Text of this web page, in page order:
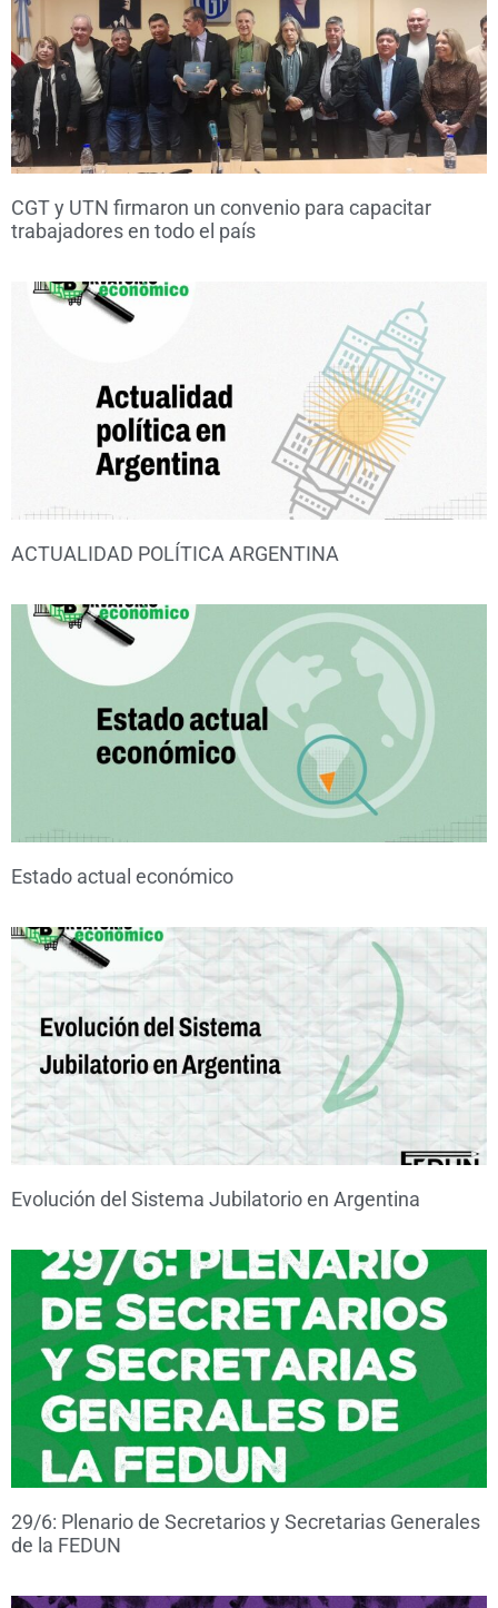
CGT y UTN firmaron un convenio para capacitar
trabajadores en todo el país
ACTUALIDAD POLÍTICA ARGENTINA
Estado actual económico
Evolución del Sistema Jubilatorio en Argentina
29/6: Plenario de Secretarios y Secretarias Generales
de la FEDUN